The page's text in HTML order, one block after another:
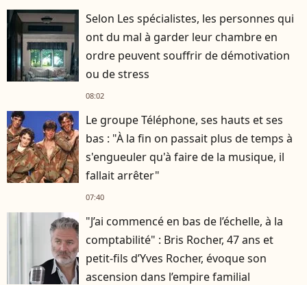
Selon Les spécialistes, les personnes qui
ont du mal à garder leur chambre en
ordre peuvent souffrir de démotivation
ou de stress
08:02
Le groupe Téléphone, ses hauts et ses
bas : "À la fin on passait plus de temps à
s'engueuler qu'à faire de la musique, il
fallait arrêter"
07:40
"J’ai commencé en bas de l’échelle, à la
comptabilité" : Bris Rocher, 47 ans et
petit-fils d’Yves Rocher, évoque son
ascension dans l’empire familial